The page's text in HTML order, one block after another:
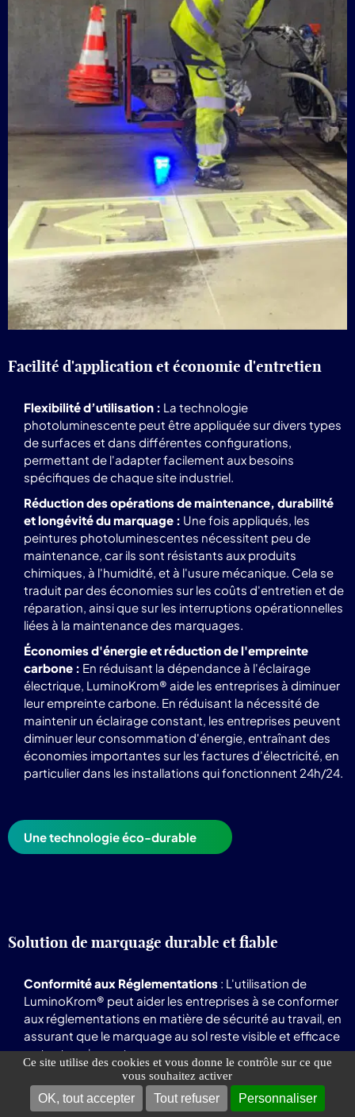
Ce site utilise des cookies et vous donne le contrôle sur ce que
vous souhaitez activer
OK, tout accepter Tout refuser Personnaliser
Facilité d'application et économie d'entretien
Flexibilité d’utilisation : La technologie
photoluminescente peut être appliquée sur divers types
de surfaces et dans différentes configurations,
permettant de l'adapter facilement aux besoins
spécifiques de chaque site industriel.
Réduction des opérations de maintenance, durabilité
et longévité du marquage : Une fois appliqués, les
peintures photoluminescentes nécessitent peu de
maintenance, car ils sont résistants aux produits
chimiques, à l'humidité, et à l'usure mécanique. Cela se
traduit par des économies sur les coûts d'entretien et de
réparation, ainsi que sur les interruptions opérationnelles
liées à la maintenance des marquages.
Économies d'énergie et réduction de l'empreinte
carbone : En réduisant la dépendance à l'éclairage
électrique, LuminoKrom® aide les entreprises à diminuer
leur empreinte carbone. En réduisant la nécessité de
maintenir un éclairage constant, les entreprises peuvent
diminuer leur consommation d'énergie, entraînant des
économies importantes sur les factures d'électricité, en
particulier dans les installations qui fonctionnent 24h/24.
Une technologie éco-durable
Solution de marquage durable et fiable
Conformité aux Réglementations : L'utilisation de
LuminoKrom® peut aider les entreprises à se conformer
aux réglementations en matière de sécurité au travail, en
assurant que le marquage au sol reste visible et efficace
en toutes circonstances
Effectivité en environnements industriels hostiles :
Dans les industries où les conditions de travail sont
particulièrement difficiles, comme les installations